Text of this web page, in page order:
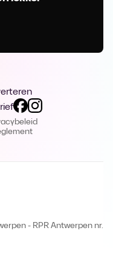
- RPR Antwerpen nr.